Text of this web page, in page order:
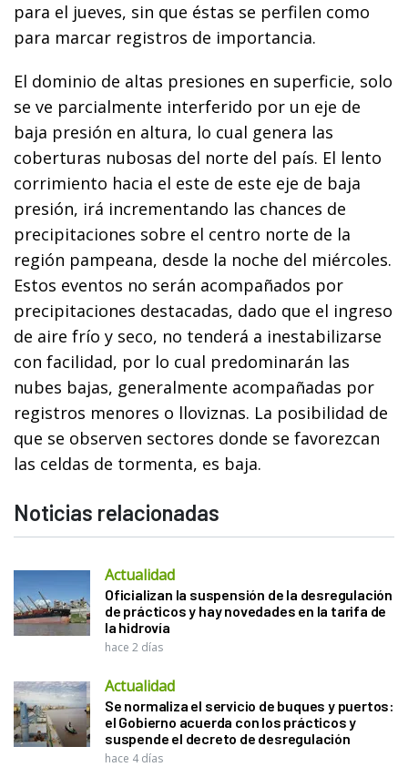
para el jueves, sin que éstas se perfilen como
para marcar registros de importancia.
El dominio de altas presiones en superficie, solo
se ve parcialmente interferido por un eje de
baja presión en altura, lo cual genera las
coberturas nubosas del norte del país. El lento
corrimiento hacia el este de este eje de baja
presión, irá incrementando las chances de
precipitaciones sobre el centro norte de la
región pampeana, desde la noche del miércoles.
Estos eventos no serán acompañados por
precipitaciones destacadas, dado que el ingreso
de aire frío y seco, no tenderá a inestabilizarse
con facilidad, por lo cual predominarán las
nubes bajas, generalmente acompañadas por
registros menores o lloviznas. La posibilidad de
que se observen sectores donde se favorezcan
las celdas de tormenta, es baja.
Noticias relacionadas
Actualidad
Oficializan la suspensión de la desregulación
de prácticos y hay novedades en la tarifa de
la hidrovía
hace 2 días
Actualidad
Se normaliza el servicio de buques y puertos:
el Gobierno acuerda con los prácticos y
suspende el decreto de desregulación
hace 4 días